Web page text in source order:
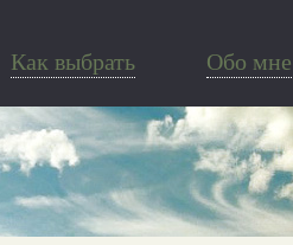
Как выбрать Обо мне